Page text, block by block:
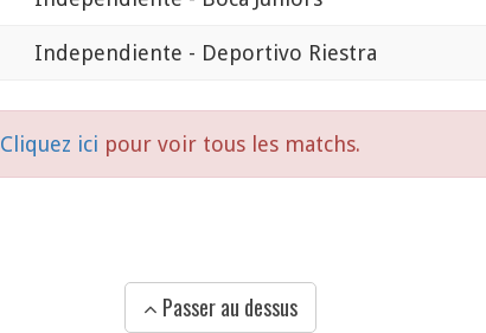
Independiente - Deportivo Riestra
Cliquez ici pour voir tous les matchs.
Passer au dessus